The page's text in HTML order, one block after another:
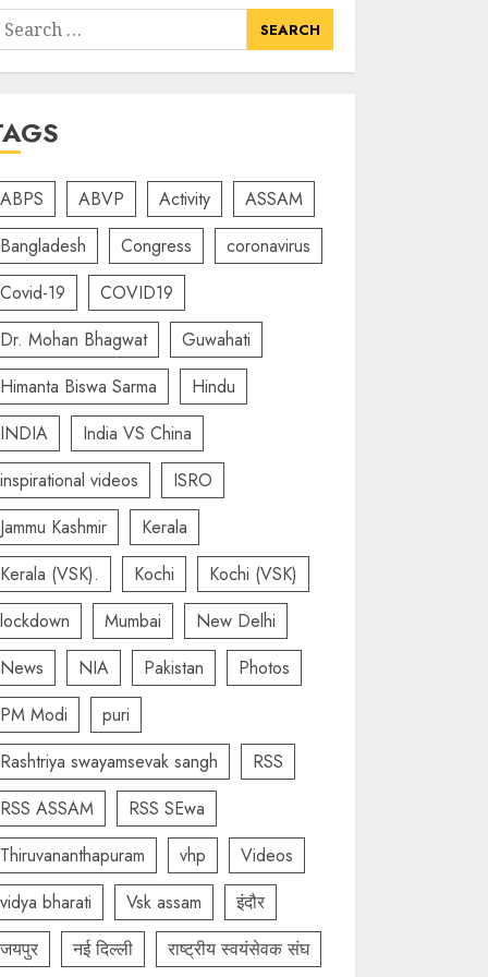
Search
ABPS ABVP Activity
ASSAM
Bangladesh
Congress
coronavirus
Covid-19
COVID19
Dr. Mohan Bhagwat
Guwahati
Himanta Biswa Sarma
Hindu
INDIA
India VS China
inspirational videos
ISRO
Jammu Kashmir
Kerala
Kerala (VSK).
Kochi
Kochi (VSK)
lockdown
Mumbai
New Delhi
News
NIA Pakistan
Photos
PM Modi
puri
Rashtriya swayamsevak sangh
RSS
RSS ASSAM
RSS SEwa
Thiruvananthapuram
vhp
Videos
vidya bharati
Vsk assam
इंदौर
जयपुर
नई दिल्ली
राष्ट्रीय स्वयंसेवक संघ